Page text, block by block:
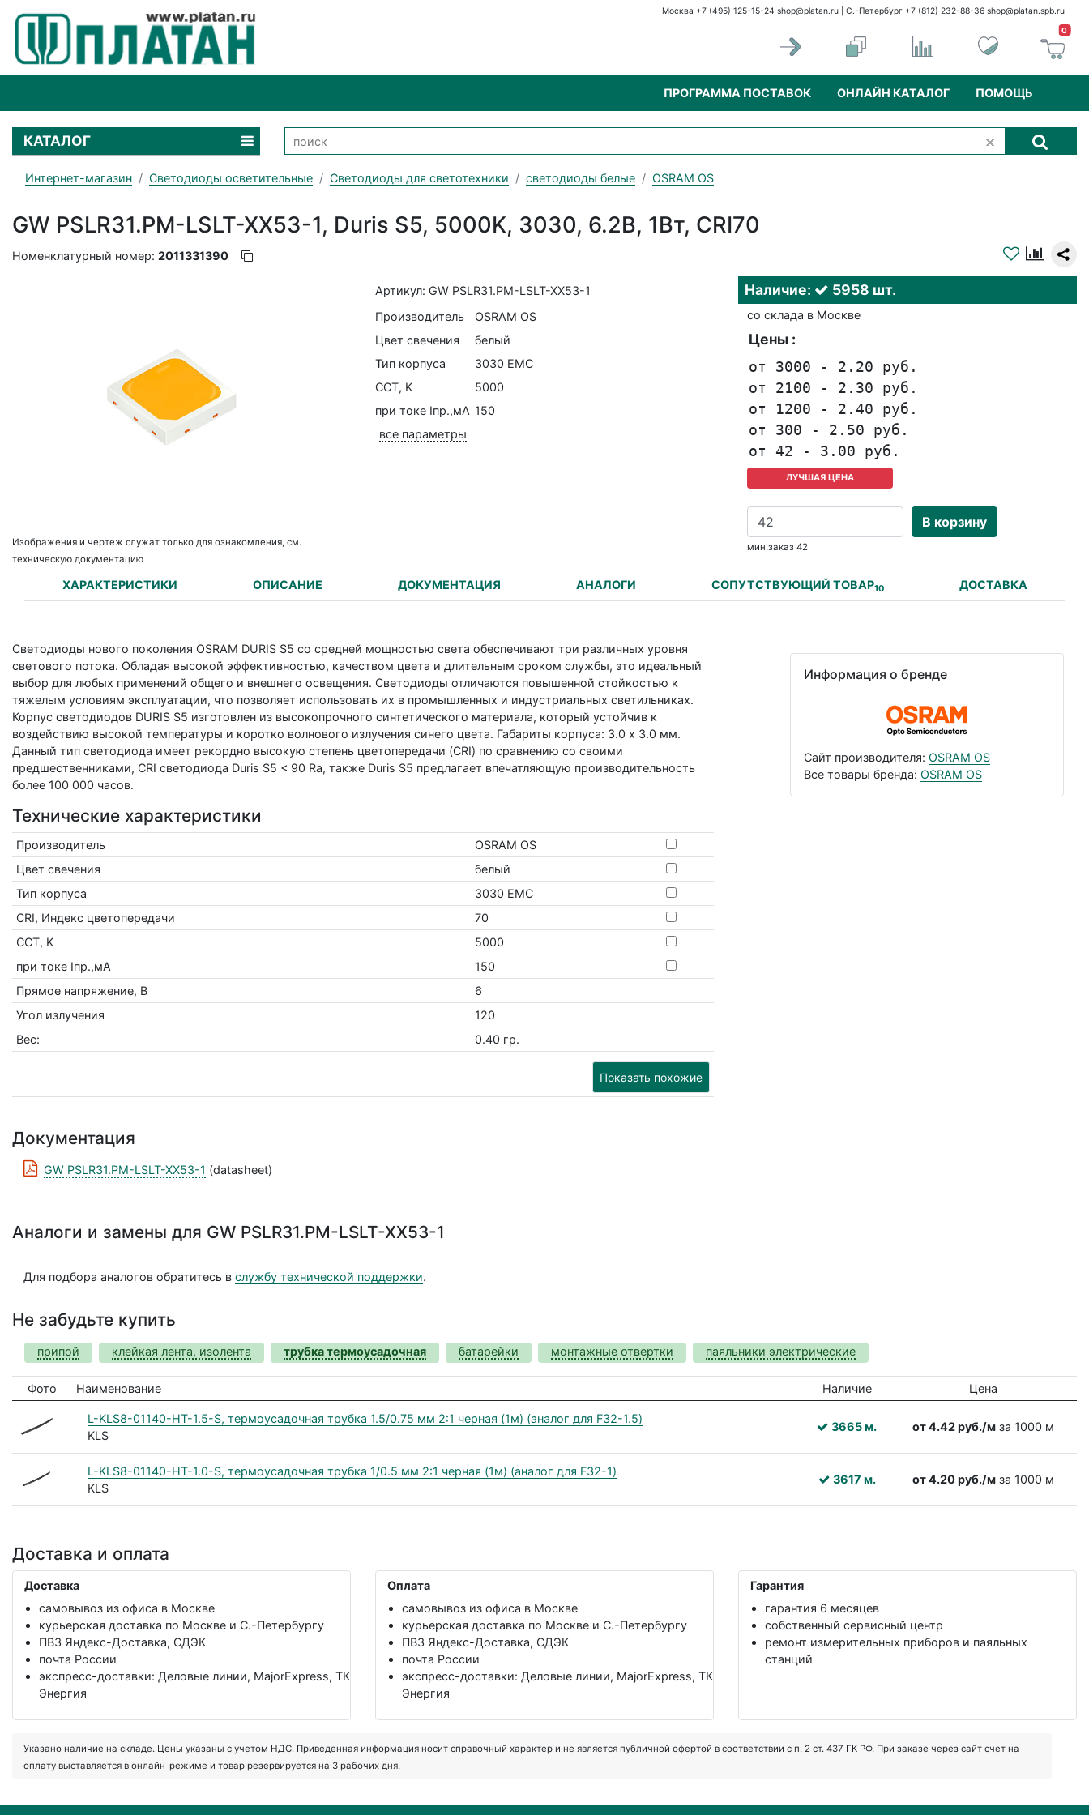
Москва +7 (495) 125-15-24 shop@platan.ru | С.-Петербург +7 (812) 232-88-36 shop@platan.spb.ru
0
ПРОГРАММА ПОСТАВОК ОНЛАЙН КАТАЛОГ ПОМОЩЬ
КАТАЛОГ
Интернет-магазин Светодиоды осветительные Светодиоды для светотехники светодиоды белые OSRAM OS
GW PSLR31.PM-LSLT-XX53-1, Duris S5, 5000K, 3030, 6.2В, 1Вт, CRI70
Номенклатурный номер: 2011331390
Изображения и чертеж служат только для ознакомления, см.
техническую документацию
Артикул: GW PSLR31.PM-LSLT-XX53-1
Производитель
OSRAM OS
Цвет свечения
белый
Тип корпуса
3030 EMC
CCT, K
5000
при токе Iпр.,мА 150
все параметры
Наличие: 5958 шт.
со склада в Москве
Цены :
от 3000 - 2.20 руб.
от 2100 - 2.30 руб.
от 1200 - 2.40 руб.
от 300 - 2.50 руб.
от 42 - 3.00 руб.
ЛУЧШАЯ ЦЕНА
В корзину
мин.заказ 42
ХАРАКТЕРИСТИКИ ОПИСАНИЕ ДОКУМЕНТАЦИЯ АНАЛОГИ СОПУТСТВУЮЩИЙ ТОВАР10 ДОСТАВКА
Светодиоды нового поколения OSRAM DURIS S5 со средней мощностью света обеспечивают три различных уровня
светового потока. Обладая высокой эффективностью, качеством цвета и длительным сроком службы, это идеальный
выбор для любых применений общего и внешнего освещения. Светодиоды отличаются повышенной стойкостью к
тяжелым условиям эксплуатации, что позволяет использовать их в промышленных и индустриальных светильниках.
Корпус светодиодов DURIS S5 изготовлен из высокопрочного синтетического материала, который устойчив к
воздействию высокой температуры и коротко волнового излучения синего цвета. Габариты корпуса: 3.0 х 3.0 мм.
Данный тип светодиода имеет рекордно высокую степень цветопередачи (CRI) по сравнению со своими
предшественниками, CRI светодиода Duris S5 < 90 Ra, также Duris S5 предлагает впечатляющую производительность
более 100 000 часов.
Технические характеристики
Производитель
OSRAM OS
Цвет свечения
белый
Тип корпуса
3030 EMC
CRI, Индекс цветопередачи
70
CCT, K
5000
при токе Iпр.,мА
150
Прямое напряжение, В
6
Угол излучения
120
Вес:
0.40 гр.
Показать похожие
Информация о бренде
Сайт производителя: OSRAM OS
Все товары бренда: OSRAM OS
Документация
GW PSLR31.PM-LSLT-XX53-1 (datasheet)
Аналоги и замены для GW PSLR31.PM-LSLT-XX53-1
Для подбора аналогов обратитесь вслужбу технической поддержки.
Не забудьте купить
припой клейкая лента, изолента трубка термоусадочная батарейки монтажные отвертки паяльники электрические
Фото Наименование Наличие Цена
L-KLS8-01140-HT-1.5-S, термоусадочная трубка 1.5/0.75 мм 2:1 черная (1м) (аналог для F32-1.5)
KLS
3665 м. от 4.42 руб./мза 1000 м
L-KLS8-01140-HT-1.0-S, термоусадочная трубка 1/0.5 мм 2:1 черная (1м) (аналог для F32-1)
KLS
3617 м. от 4.20 руб./мза 1000 м
Доставка и оплата
Доставка
самовывоз из офиса в Москве
курьерская доставка по Москве и С.-Петербургу
ПВЗ Яндекс-Доставка, СДЭК
почта России
экспресс-доставки: Деловые линии, MajorExpress, ТК
Энергия
Оплата
самовывоз из офиса в Москве
курьерская доставка по Москве и С.-Петербургу
ПВЗ Яндекс-Доставка, СДЭК
почта России
экспресс-доставки: Деловые линии, MajorExpress, ТК
Энергия
Гарантия
гарантия 6 месяцев
собственный сервисный центр
ремонт измерительных приборов и паяльных
станций
Указано наличие на складе. Цены указаны с учетом НДС. Приведенная информация носит справочный характер и не является публичной офертой в соответствии с п. 2 ст. 437 ГК РФ. При заказе через сайт счет на
оплату выставляется в онлайн-режиме и товар резервируется на 3 рабочих дня.